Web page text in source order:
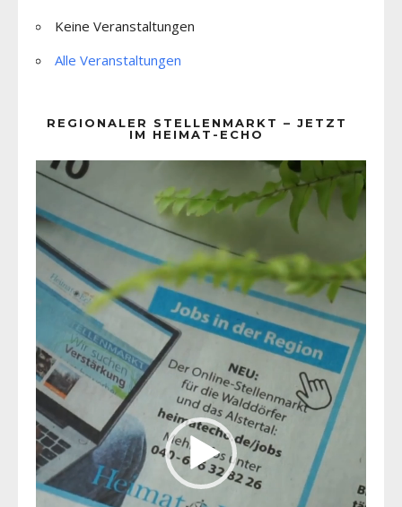
Keine Veranstaltungen
Alle Veranstaltungen
REGIONALER STELLENMARKT – JETZT
IM HEIMAT-ECHO
Player